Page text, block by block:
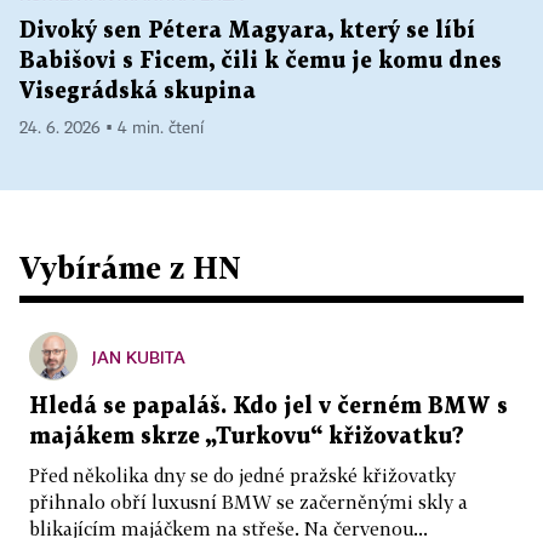
Divoký sen Pétera Magyara, který se líbí
Babišovi s Ficem, čili k čemu je komu dnes
Visegrádská skupina
24. 6. 2026 ▪ 4 min. čtení
Vybíráme z HN
JAN KUBITA
Hledá se papaláš. Kdo jel v černém BMW s
majákem skrze „Turkovu“ křižovatku?
Před několika dny se do jedné pražské křižovatky
přihnalo obří luxusní BMW se začerněnými skly a
blikajícím majáčkem na střeše. Na červenou...